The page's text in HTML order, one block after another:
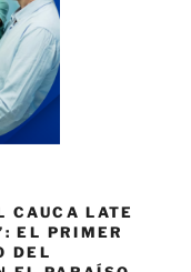
CAUCA LATE
EL PRIMER
DEL